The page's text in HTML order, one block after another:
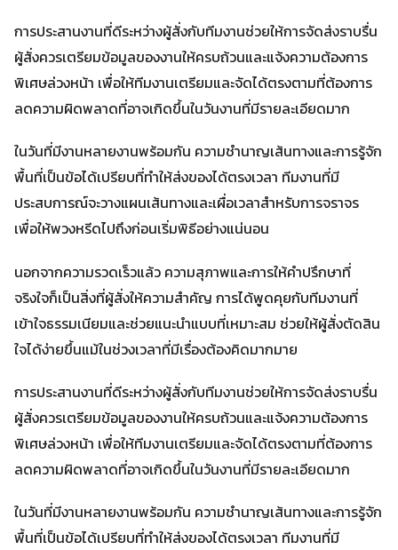
การประสานงานที่ดีระหว่างผู้สั่งกับทีมงานช่วยให้การจัดส่งราบรื่น
ผู้สั่งควรเตรียมข้อมูลของงานให้ครบถ้วนและแจ้งความต้องการ
พิเศษล่วงหน้า เพื่อให้ทีมงานเตรียมและจัดได้ตรงตามที่ต้องการ
ลดความผิดพลาดที่อาจเกิดขึ้นในวันงานที่มีรายละเอียดมาก
ในวันที่มีงานหลายงานพร้อมกัน ความชำนาญเส้นทางและการรู้จัก
พื้นที่เป็นข้อได้เปรียบที่ทำให้ส่งของได้ตรงเวลา ทีมงานที่มี
ประสบการณ์จะวางแผนเส้นทางและเผื่อเวลาสำหรับการจราจร
เพื่อให้พวงหรีดไปถึงก่อนเริ่มพิธีอย่างแน่นอน
นอกจากความรวดเร็วแล้ว ความสุภาพและการให้คำปรึกษาที่
จริงใจก็เป็นสิ่งที่ผู้สั่งให้ความสำคัญ การได้พูดคุยกับทีมงานที่
เข้าใจธรรมเนียมและช่วยแนะนำแบบที่เหมาะสม ช่วยให้ผู้สั่งตัดสิน
ใจได้ง่ายขึ้นแม้ในช่วงเวลาที่มีเรื่องต้องคิดมากมาย
การประสานงานที่ดีระหว่างผู้สั่งกับทีมงานช่วยให้การจัดส่งราบรื่น
ผู้สั่งควรเตรียมข้อมูลของงานให้ครบถ้วนและแจ้งความต้องการ
พิเศษล่วงหน้า เพื่อให้ทีมงานเตรียมและจัดได้ตรงตามที่ต้องการ
ลดความผิดพลาดที่อาจเกิดขึ้นในวันงานที่มีรายละเอียดมาก
ในวันที่มีงานหลายงานพร้อมกัน ความชำนาญเส้นทางและการรู้จัก
พื้นที่เป็นข้อได้เปรียบที่ทำให้ส่งของได้ตรงเวลา ทีมงานที่มี